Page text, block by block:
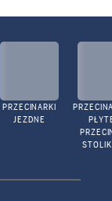
PRZECINARKI
JEZDNE